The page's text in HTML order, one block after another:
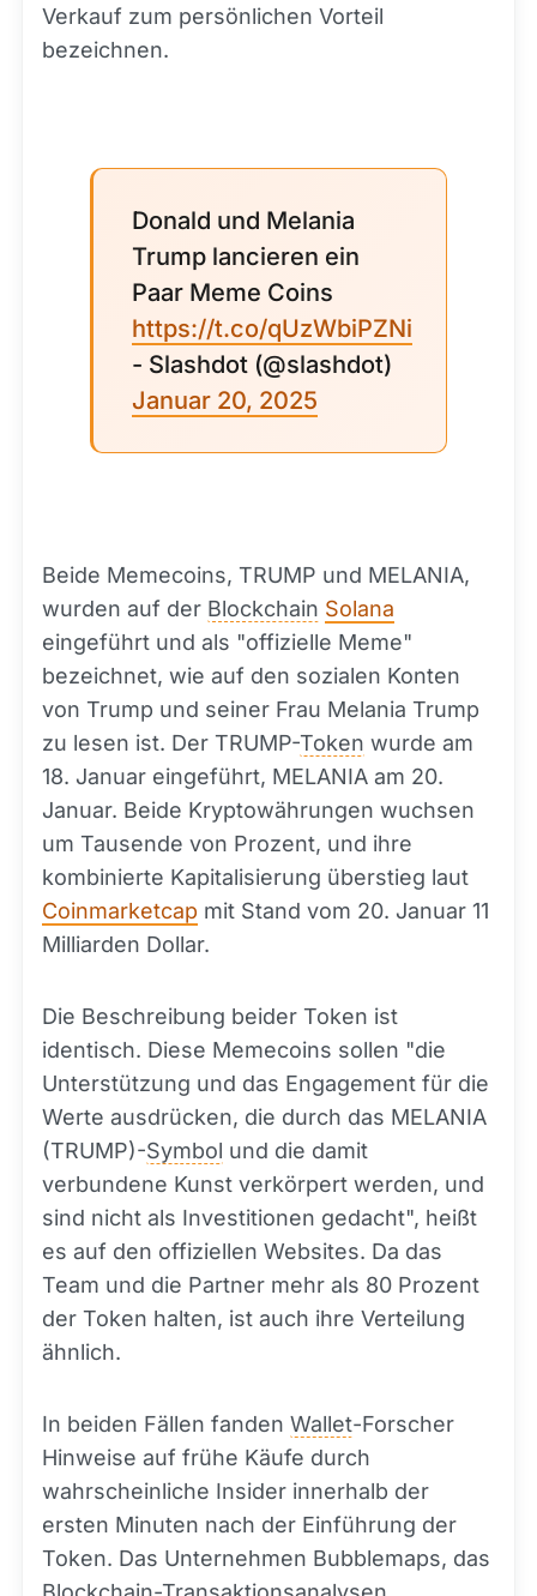
Verkauf zum persönlichen Vorteil
bezeichnen.
Donald und Melania
Trump lancieren ein
Paar Meme Coins
https://t.co/qUzWbiPZNi
- Slashdot (@slashdot)
Januar 20, 2025
Beide Memecoins, TRUMP und MELANIA,
wurden auf der Blockchain Solana
eingeführt und als "offizielle Meme"
bezeichnet, wie auf den sozialen Konten
von Trump und seiner Frau Melania Trump
zu lesen ist. Der TRUMP-Token wurde am
18. Januar eingeführt, MELANIA am 20.
Januar. Beide Kryptowährungen wuchsen
um Tausende von Prozent, und ihre
kombinierte Kapitalisierung überstieg laut
Coinmarketcap mit Stand vom 20. Januar 11
Milliarden Dollar.
Die Beschreibung beider Token ist
identisch. Diese Memecoins sollen "die
Unterstützung und das Engagement für die
Werte ausdrücken, die durch das MELANIA
(TRUMP)-Symbol und die damit
verbundene Kunst verkörpert werden, und
sind nicht als Investitionen gedacht", heißt
es auf den offiziellen Websites. Da das
Team und die Partner mehr als 80 Prozent
der Token halten, ist auch ihre Verteilung
ähnlich.
In beiden Fällen fanden Wallet-Forscher
Hinweise auf frühe Käufe durch
wahrscheinliche Insider innerhalb der
ersten Minuten nach der Einführung der
Token. Das Unternehmen Bubblemaps, das